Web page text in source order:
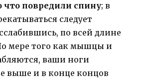
что повредили спину; в
следует
по всей длине
мере того как мышцы и
ваши ноги
выше и в конце концов